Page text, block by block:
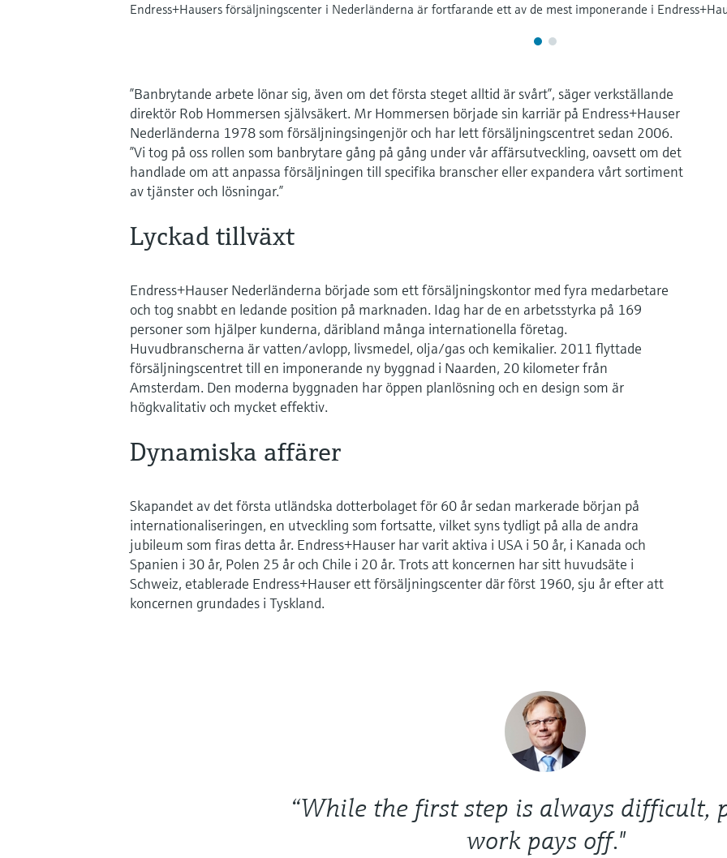
Endress+Hausers försäljningscenter i Nederländerna är fortfarande ett av de mest imponerande i
”Banbrytande arbete lönar sig, även om det första steget alltid är svårt”, säger verkställande
direktör Rob Hommersen självsäkert. Mr Hommersen började sin karriär på Endress+Hauser
Nederländerna 1978 som försäljningsingenjör och har lett försäljningscentret sedan 2006.
”Vi tog på oss rollen som banbrytare gång på gång under vår affärsutveckling, oavsett om det
handlade om att anpassa försäljningen till specifika branscher eller expandera vårt sortiment
av tjänster och lösningar.”
Lyckad tillväxt
Endress+Hauser Nederländerna började som ett försäljningskontor med fyra medarbetare
och tog snabbt en ledande position på marknaden. Idag har de en arbetsstyrka på 169
personer som hjälper kunderna, däribland många internationella företag.
Huvudbranscherna är vatten/avlopp, livsmedel, olja/gas och kemikalier. 2011 flyttade
försäljningscentret till en imponerande ny byggnad i Naarden, 20 kilometer från
Amsterdam. Den moderna byggnaden har öppen planlösning och en design som är
högkvalitativ och mycket effektiv.
Dynamiska affärer
Skapandet av det första utländska dotterbolaget för 60 år sedan markerade början på
internationaliseringen, en utveckling som fortsatte, vilket syns tydligt på alla de andra
jubileum som firas detta år. Endress+Hauser har varit aktiva i USA i 50 år, i Kanada och
Spanien i 30 år, Polen 25 år och Chile i 20 år. Trots att koncernen har sitt huvudsäte i
Schweiz, etablerade Endress+Hauser ett försäljningscenter där först 1960, sju år efter att
koncernen grundades i Tyskland.
“While the first step is always difficult,
work pays off."